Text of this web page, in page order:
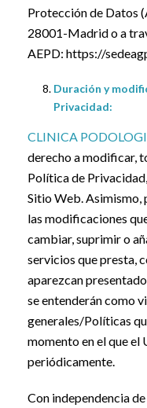
Protección de Datos
28001-Madrid o a
AEPD: https://
Duración y
Privacidad:
CLINICA
derecho a modificar,
Política de
Sitio Web. Asimismo,
las modificaciones
cambiar, suprimir o
servicios que presta,
aparezcan
se entenderán como
generales/Políticas
momento en el que el
periódicamente.
Con independencia